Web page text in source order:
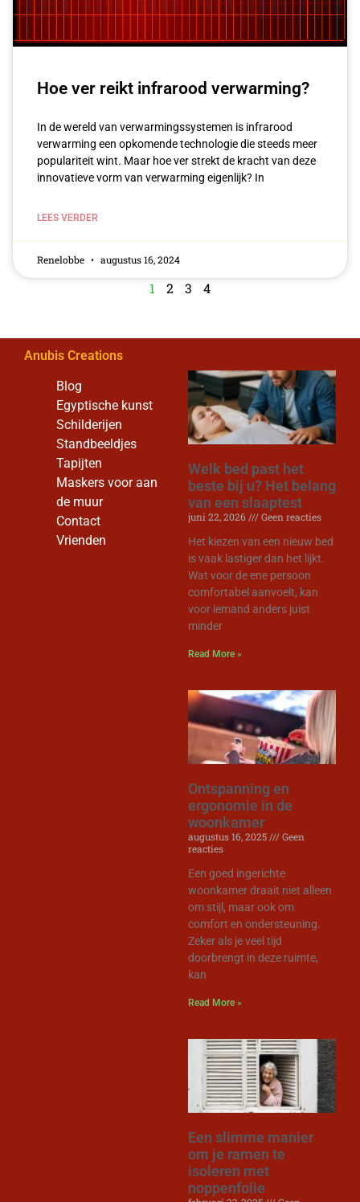
Hoe ver reikt infrarood verwarming?
In de wereld van verwarmingssystemen ‌is infrarood​
verwarming een⁢ opkomende technologie die steeds meer
populariteit wint. Maar hoe ‌ver strekt de kracht van deze
innovatieve vorm van verwarming eigenlijk? In
LEES VERDER
Renelobbe augustus 16, 2024
1 2 3 4
Anubis Creations
Blog
Egyptische kunst
Schilderijen
Standbeeldjes
Tapijten
Maskers voor aan
de muur
Contact
Vrienden
Welk bed past het
beste bij u? Het belang
van een slaaptest
juni 22, 2026
Geen reacties
Het kiezen van een nieuw bed
is vaak lastiger dan het lijkt.
Wat voor de ene persoon
comfortabel aanvoelt, kan
voor iemand anders juist
minder
Read More »
Ontspanning en
ergonomie in de
woonkamer
augustus 16, 2025
Geen
reacties
Een goed ingerichte
woonkamer draait niet alleen
om stijl, maar ook om
comfort en ondersteuning.
Zeker als je veel tijd
doorbrengt in deze ruimte,
kan
Read More »
Een slimme manier
om je ramen te
isoleren met
noppenfolie